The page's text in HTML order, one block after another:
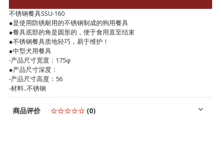
不锈钢餐具SSU-160
●是使用防锈耐用的不锈钢制成的狗用餐具
●餐具底部的角是圆形的，便于食用直至结束
●不锈钢餐具质地轻巧，易于维护！
●中型犬用餐具
-产品尺寸宽度：175φ
●产品尺寸深度：
-产品尺寸高度：56
-材料..不锈钢
商品评价 ☆☆☆☆☆ (0)